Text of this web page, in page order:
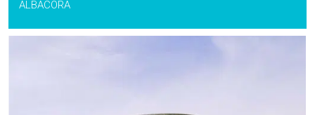
ALBACORA